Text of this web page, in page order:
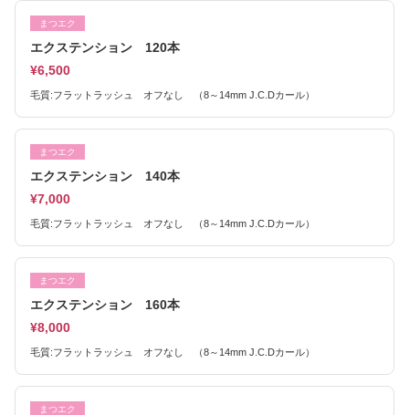
まつエク
エクステンション 120本
¥6,500
毛質:フラットラッシュ オフなし （8～14mm J.C.Dカール）
まつエク
エクステンション 140本
¥7,000
毛質:フラットラッシュ オフなし （8～14mm J.C.Dカール）
まつエク
エクステンション 160本
¥8,000
毛質:フラットラッシュ オフなし （8～14mm J.C.Dカール）
まつエク